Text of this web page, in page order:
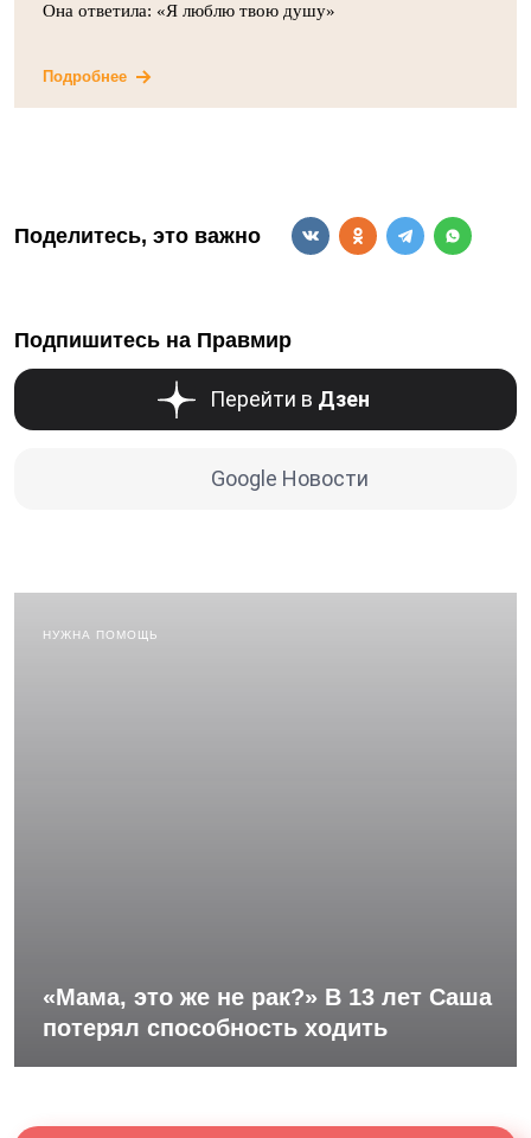
Она ответила: «Я люблю твою душу»
Подробнее
Поделитесь, это важно
Подпишитесь на Правмир
Перейти в Дзен
Google Новости
НУЖНА ПОМОЩЬ
«Мама, это же не рак?» В 13 лет Саша
потерял способность ходить